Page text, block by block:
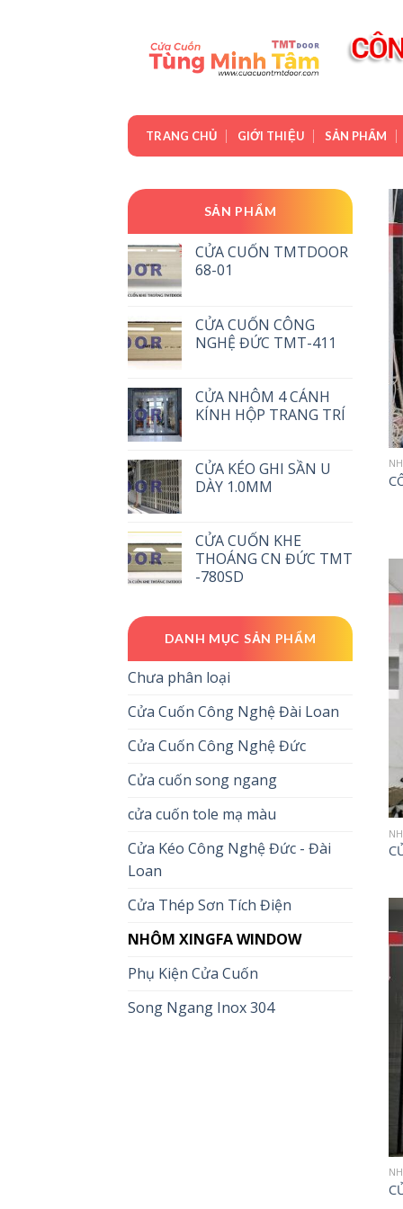
TRANG CHỦ GIỚI THIỆU SẢN PHẨM
SẢN PHẨM
CỬA CUỐN TMTDOOR
68-01
CỬA CUỐN CÔNG
NGHỆ ĐỨC TMT-411
CỬA NHÔM 4 CÁNH
KÍNH HỘP TRANG TRÍ
CỬA KÉO GHI SẦN U
DÀY 1.0MM
CỬA CUỐN KHE
THOÁNG CN ĐỨC TMT
-780SD
DANH MỤC SẢN PHẨM
Chưa phân loại
Cửa Cuốn Công Nghệ Đài Loan
Cửa Cuốn Công Nghệ Đức
Cửa cuốn song ngang
cửa cuốn tole mạ màu
Cửa Kéo Công Nghệ Đức - Đài
Loan
Cửa Thép Sơn Tích Điện
NHÔM XINGFA WINDOW
Phụ Kiện Cửa Cuốn
Song Ngang Inox 304